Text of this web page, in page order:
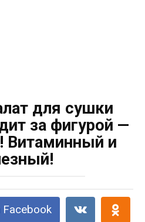
для сушки
за фигурой —
Витаминный и
Facebook